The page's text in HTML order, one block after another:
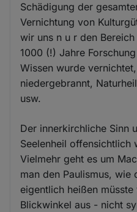
Schädigung der
Vernichtung von
wir uns n u r den
1000 (!) Jahre
Wissen wurde
niedergebrannt,
usw.
Der innerkirchliche Sinn
Seelenheil offensichtlich
Vielmehr geht es um
man den Paulismus, wie
eigentlich heißen
Blickwinkel aus - nicht